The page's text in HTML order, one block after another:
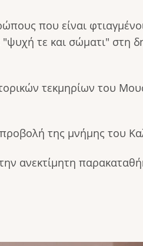
που είναι
τε και σώματι" στη
τεκμηρίων του
προβολή της μνήμης του
ανεκτίμητη